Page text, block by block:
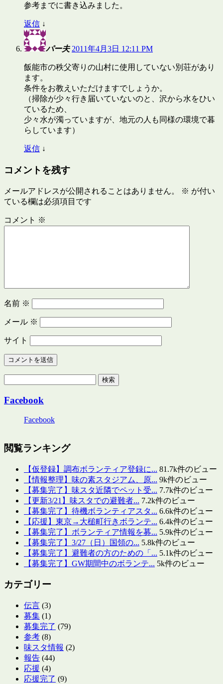
参考までに書き込みました。
返信 ↓
パー夫 2011年4月3日 12:11 PM
飯能市の秩父寄りの山村に使用していない別荘があり
ます。
条件をお教えいただけますでしょうか。
（掃除が少々行き届いていないのと、沢から水をひい
ているため、
少々水が濁っていますが、地元の人も同様の環境で暮
らしています）
返信 ↓
コメントを残す
メールアドレスが公開されることはありません。 ※ が付い
ている欄は必須項目です
コメント ※
名前 ※
メール ※
サイト
Facebook
Facebook
閲覧ランキング
【仮登録】調布ボランティア登録に... 81.7k件のビュー
【情報整理】味の素スタジアム、原... 9k件のビュー
【募集完了】味スタ近隣でペット受... 7.7k件のビュー
【更新3/21】味スタでの避難者... 7.2k件のビュー
【募集完了】待機ボランティアスタ... 6.6k件のビュー
【応援】東京→大槌町行きボランテ... 6.4k件のビュー
【募集完了】ボランティア情報を募... 5.9k件のビュー
【募集完了】3/27（日）国領の... 5.8k件のビュー
【募集完了】避難者の方のための「... 5.1k件のビュー
【募集完了】GW期間中のボランテ... 5k件のビュー
カテゴリー
伝言 (3)
募集 (1)
募集完了 (79)
参考 (8)
味スタ情報 (2)
報告 (44)
応援 (4)
応援完了 (9)